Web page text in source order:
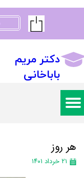
دکتر مریم
باباخانی
هر روز
۲۱ خرداد ۱۴۰۱